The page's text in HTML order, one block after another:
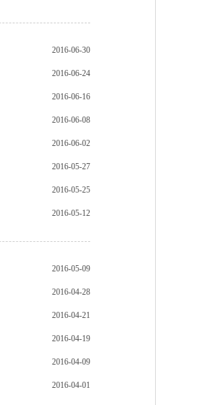
2016-06-30
2016-06-24
2016-06-16
2016-06-08
2016-06-02
2016-05-27
2016-05-25
2016-05-12
2016-05-09
2016-04-28
2016-04-21
2016-04-19
2016-04-09
2016-04-01